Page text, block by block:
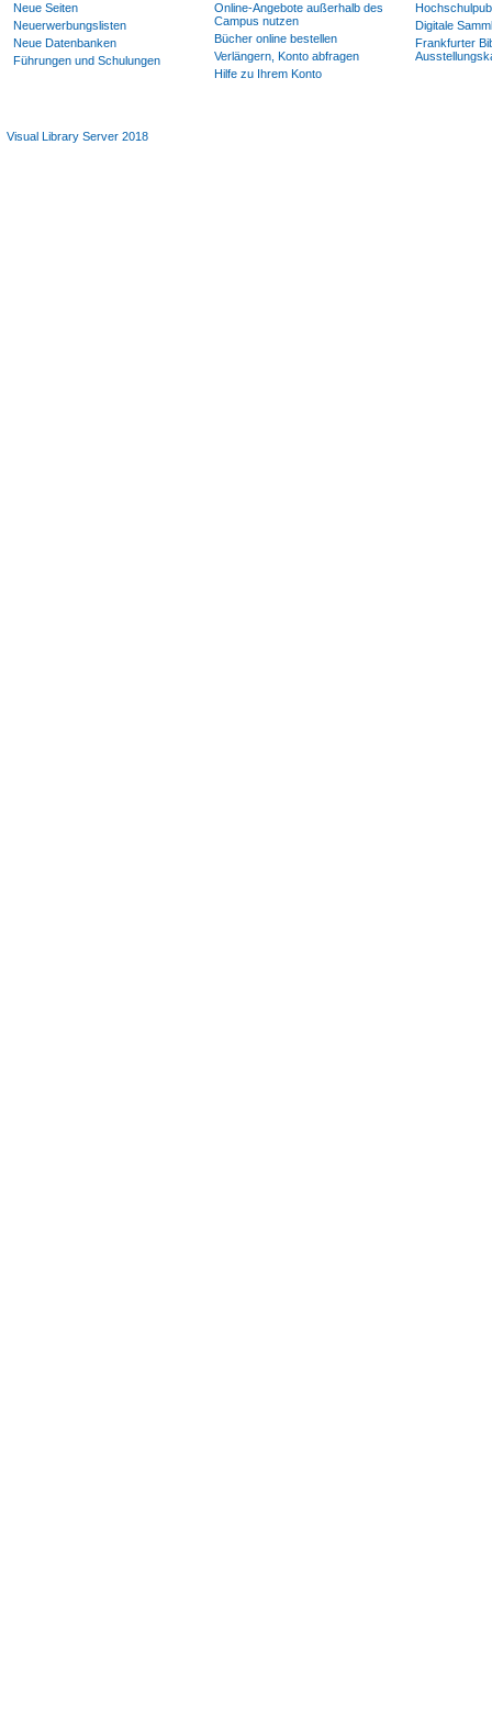
Neue Seiten
Neuerwerbungslisten
Neue Datenbanken
Führungen und Schulungen
Online-Angebote außerhalb des
Campus nutzen
Bücher online bestellen
Verlängern, Konto abfragen
Hilfe zu Ihrem Konto
Digitale
Frankfurter
Visual Library Server 2018